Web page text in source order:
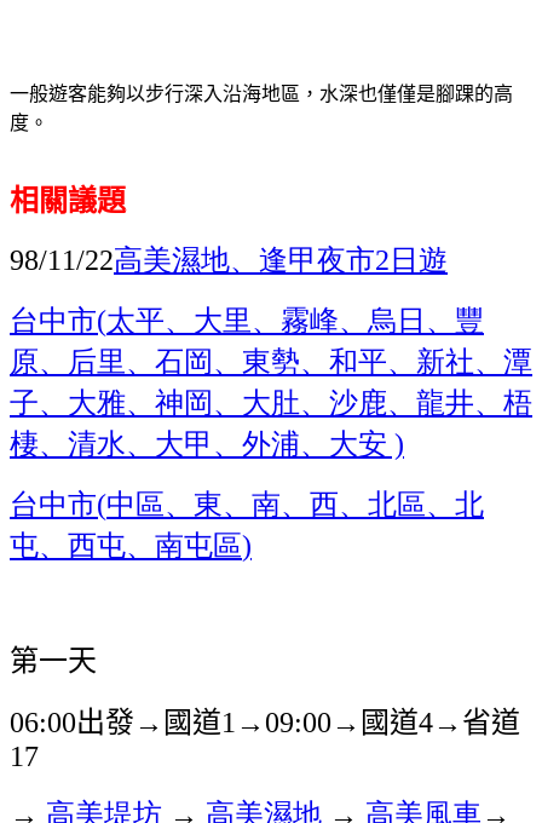
一般遊客能夠以步行深入沿海地區，水深也僅僅是腳踝的高
度。
相關議題
98/11/22高美濕地、逢甲夜市2日遊
台中市(太平、大里、霧峰、烏日、豐
原、后里、石岡、東勢、和平、新社、潭
子、大雅、神岡、大肚、沙鹿、龍井、梧
棲、清水、大甲、外浦、大安 )
台中市(中區、東、南、西、北區、北
屯、西屯、南屯區)
第一天
06:00出發→ 國道1→09:00→ 國道4→ 省道
17
→ 高美堤坊 → 高美濕地 → 高美風車→